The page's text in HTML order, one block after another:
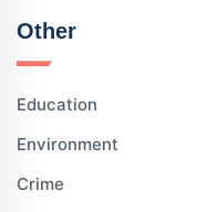
Other
Education
Environment
Crime